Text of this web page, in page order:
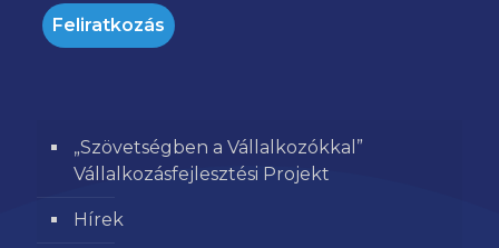
„Szövetségben a Vállalkozókkal”
Vállalkozásfejlesztési Projekt
Hírek